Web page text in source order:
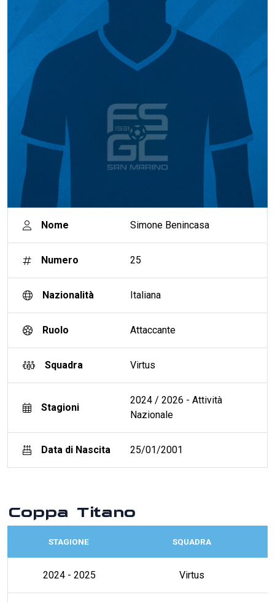
Nome Simone Benincasa
Numero 25
Nazionalità Italiana
Ruolo Attaccante
Squadra Virtus
Stagioni
2024 / 2026 - Attività
Nazionale
Data di Nascita 25/01/2001
Coppa Titano
STAGIONE SQUADRA
2024 - 2025 Virtus